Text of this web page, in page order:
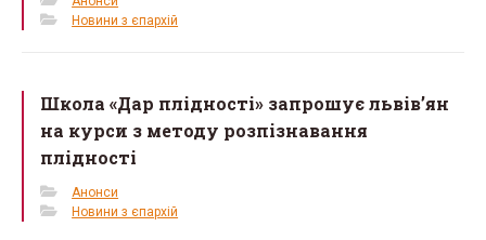
Новини з єпархій
Школа «Дар плідності» запрошує львів’ян
на курси з методу розпізнавання
плідності
Анонси
Новини з єпархій